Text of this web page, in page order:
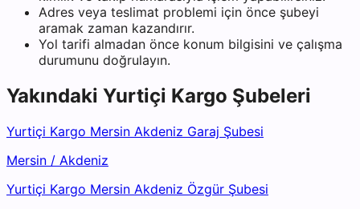
Adres veya teslimat problemi için önce şubeyi
aramak zaman kazandırır.
Yol tarifi almadan önce konum bilgisini ve çalışma
durumunu doğrulayın.
Yakındaki Yurtiçi Kargo Şubeleri
Yurtiçi Kargo Mersin Akdeniz Garaj Şubesi
Mersin / Akdeniz
Yurtiçi Kargo Mersin Akdeniz Özgür Şubesi